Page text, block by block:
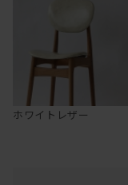
ホワイトレザー